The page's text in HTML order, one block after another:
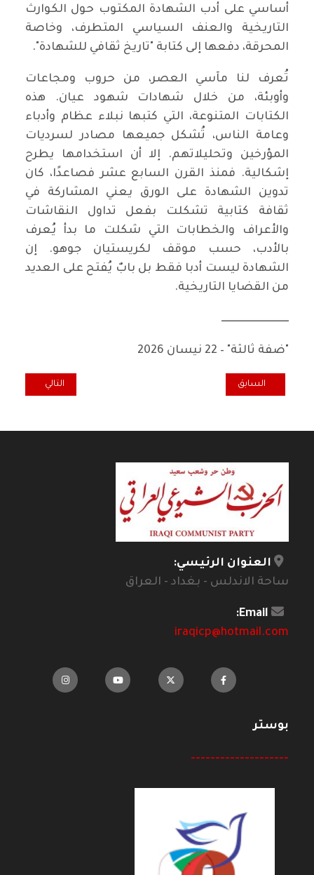
أساسي على أدب الشهادة المكتوب حول الكوارث
التاريخية والعنف السياسي المتطرف، وخاصة
المحرقة، دفعها إلى كتابة "تاريخ ثقافي للشهادة".
تُعرف لنا مآسي العصر، من حروب ومجاعات
وأوبئة، من خلال شهادات شهود عيان. هذه
الكتابات المتنوعة، التي كتبها نبلاء عظام وأدباء
وعامة الناس، تُشكل جميعها مصادر لسرديات
المؤرخين وتحليلاتهم. إلا أن استخدامها يطرح
إشكالية. فمنذ القرن السابع عشر فصاعدًا، كان
تدوين الشهادة على الورق يعني المشاركة في
ثقافة كتابية تشكلت بفعل تداول النقاشات
والأعراف والخطابات التي شكلت ما بدأ يُعرف
بالأدب، حسب موقف لكريستيان جوهو. إن
الشهادة ليست أدبا فقط بل بابٌ يُفتح على العديد
من القضايا التاريخية.
ــــــــــــــــــــــــــــــــ
"ضفة ثالثة" – 22 نيسان 2026
المقال السابق: التصدي للطائفية والقبلية والعنصرية: محاولة للفهم..
السابق المقال
التالي
العنوان الرئيسي:
ساحة الاندلس - بغداد - العراق
Email:
iraqicp@hotmail.com
بوستر
--------------------